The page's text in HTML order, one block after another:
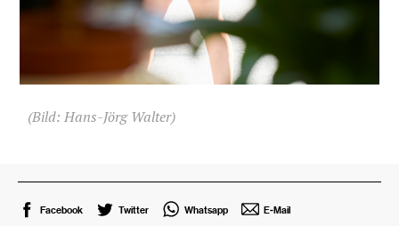
(Bild: Hans-Jörg Walter)
Facebook Twitter Whatsapp E-Mail